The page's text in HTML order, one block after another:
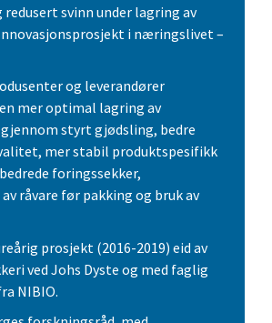
svinn under lagring av
i næringslivet –
og leverandører
mer optimal lagring av
styrt gjødsling, bedre
mer stabil produktspesifikk
foringssekker,
råvare før pakking og bruk av
prosjekt (2016-2019) eid av
ved Johs Dyste og med faglig
NIBIO.